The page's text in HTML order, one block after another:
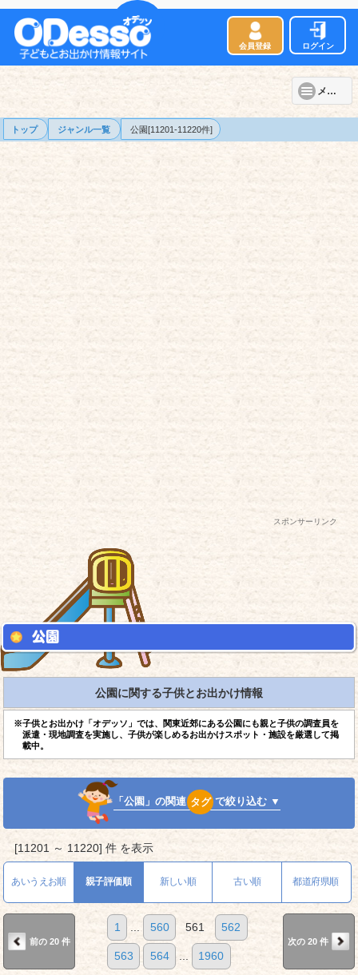
会員登録 ログイン
メニュー
トップ ジャンル一覧 公園[11201-11220件]
スポンサーリンク
公園に関する子供とお出かけ情報
※子供とお出かけ「オデッソ」では、関東近郊にある公園にも親と子供の調査員を
派遣・現地調査を実施し、子供が楽しめるお出かけスポット・施設を厳選して掲
載中。
「公園」の関連 タグ で絞り込む ▼
[11201 ～ 11220] 件 を表示
あいうえお順 親子評価順 新しい順 古い順 都道府県順
前の 20 件
1 ... 560 561 562
563 564 ... 1960
次の 20 件